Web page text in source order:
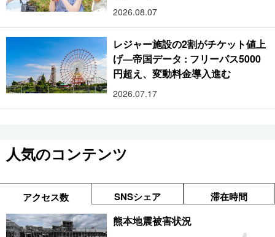
2026.08.07
レジャー施設の2割がチケット値上
げ―帝国データ : フリーパス5000
円超え、変動料金導入進む
2026.07.17
人気のコンテンツ
アクセス数 SNSシェア 滞在時間
熊本地震被害状況